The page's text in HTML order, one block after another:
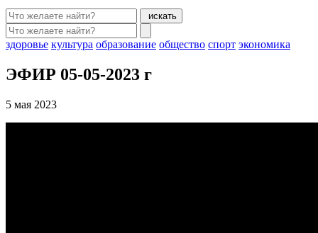
искать
здоровье культура образование общество спорт экономика
ЭФИР 05-05-2023 г
5 мая 2023